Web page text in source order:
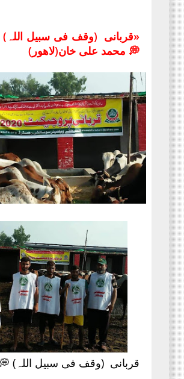
«قربانی (وقف فی سبیل اللہ)
💭 محمد علی خان(لاھور)
قربانی (وقف فی سبیل اللہ) 💭